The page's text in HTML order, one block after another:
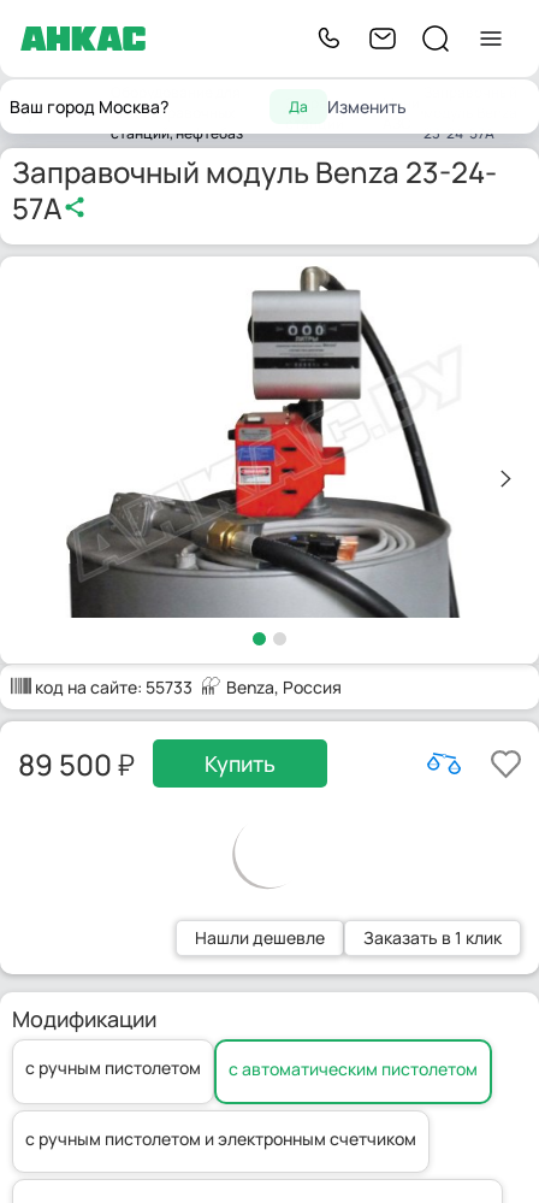
Ваш город Москва? Да Изменить
Главнаяавтозаправочных
станций, нефтебаз
Заправочные Мини
23-24-57А
Заправочный модуль Benza 23-24-
57А
код на сайте: 55733 Benza, Россия
89 500 Купить
Нашли дешевле Заказать в 1 клик
Модификации
с ручным пистолетом с автоматическим пистолетом
с ручным пистолетом и электронным счетчиком